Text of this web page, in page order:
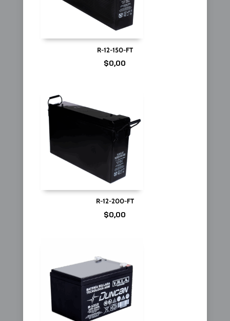
R-12-150-FT
$0,00
R-12-200-FT
$0,00